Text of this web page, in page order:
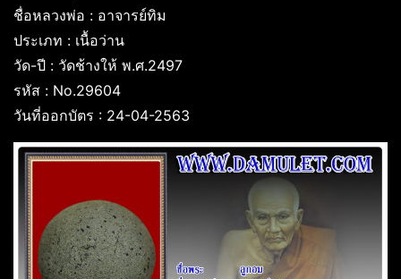
ชื่อหลวงพ่อ : อาจารย์ทิม
ประเภท : เนื้อว่าน
วัด-ปี : วัดช้างให้ พ.ศ.2497
รหัส : No.29604
วันที่ออกบัตร : 24-04-2563